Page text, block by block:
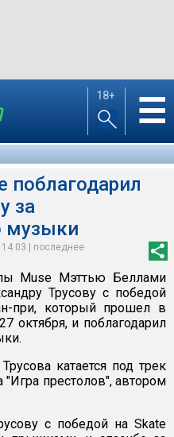
18+ ☰
поблагодарил
за
музыки
14:03 | последнее
Muse Мэттью Беллами
Трусову с победой
при, который прошел в
октября, и поблагодарил
катается под трек
"Игра престолов", автором
с победой на Skate